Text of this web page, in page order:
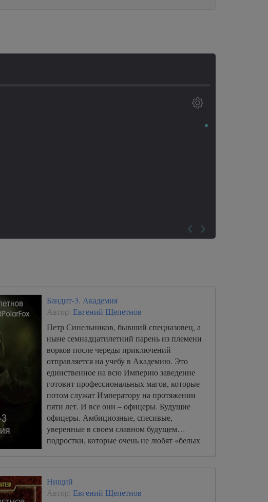
Бандит-3. Академия
Автор: Евгений Щепетнов
Петр Синельников, бывший спецназовец, а
ныне семнадцатилетний парень из племени
ворков после череды приключений
отправляется на учебу в Академию. Это
единственное на всю Империю заведение
готовит профессиональных магов, которые
потом служат Императору на протяжении
пяти лет. И все они – офицеры. Будущие
офицеры. Амбициозные, спесивые,
уверенные в своем славном будущем…
подростки, которые очень не любят «белых
Нищий
Автор: Евгений Щепетнов